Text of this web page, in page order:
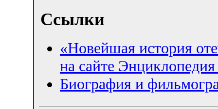
Ссылки
«Новейшая история
на сайте
Биография и